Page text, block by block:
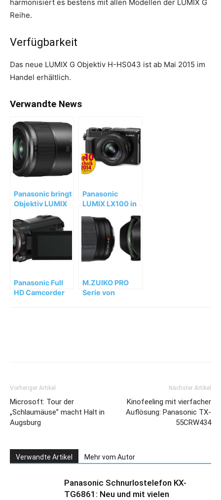
harmonisiert es bestens mit allen Modellen der LUMIX G
Reihe.
Verfügbarkeit
Das neue LUMIX G Objektiv H-HS043 ist ab Mai 2015 im
Handel erhältlich.
Verwandte News
Panasonic bringt
Objektiv LUMIX
G MACRO
30mm/2,8
ASPH./O.I.S.
Panasonic
LUMIX LX100 in
Technik 2014“
Panasonic Full
HD Camcorder
M.ZUIKO PRO
Serie von
Vorheriger Artikel
Microsoft: Tour der
„Schlaumäuse” macht Halt in
Augsburg
Nächster Artikel
Kinofeeling mit vierfacher
Auflösung: Panasonic TX-
55CRW434
Verwandte Artikel Mehr vom Autor
Panasonic Schnurlostelefon KX-
TG6861: Neu und mit vielen